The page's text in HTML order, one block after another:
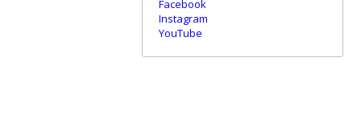
Facebook
Instagram
YouTube